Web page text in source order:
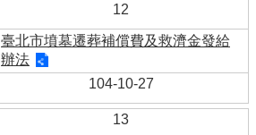
12
臺北市墳墓遷葬補償費及救濟金發給
辦法
104-10-27
13